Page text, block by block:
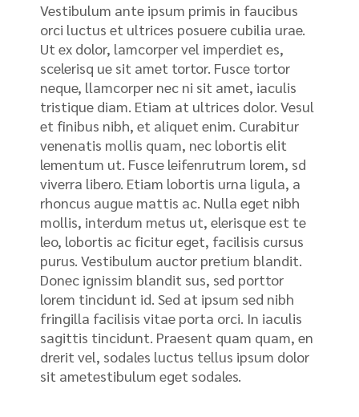
Vestibulum ante ipsum primis in faucibus
orci luctus et ultrices posuere cubilia urae.
Ut ex dolor, lamcorper vel imperdiet es,
scelerisq ue sit amet tortor. Fusce tortor
neque, llamcorper nec ni sit amet, iaculis
tristique diam. Etiam at ultrices dolor. Vesul
et finibus nibh, et aliquet enim. Curabitur
venenatis mollis quam, nec lobortis elit
lementum ut. Fusce leifenrutrum lorem, sd
viverra libero. Etiam lobortis urna ligula, a
rhoncus augue mattis ac. Nulla eget nibh
mollis, interdum metus ut, elerisque est te
leo, lobortis ac ficitur eget, facilisis cursus
purus. Vestibulum auctor pretium blandit.
Donec ignissim blandit sus, sed porttor
lorem tincidunt id. Sed at ipsum sed nibh
fringilla facilisis vitae porta orci. In iaculis
sagittis tincidunt. Praesent quam quam, en
drerit vel, sodales luctus tellus ipsum dolor
sit ametestibulum eget sodales.